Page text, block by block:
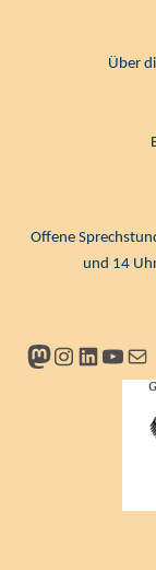
Über
Offene
und 14
Mastodon